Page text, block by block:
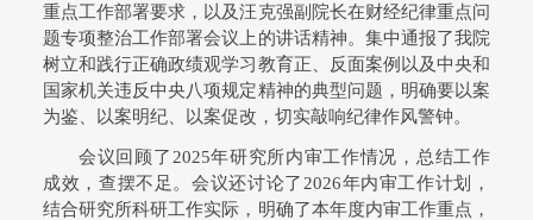
重点工作部署要求，以及汪克强副院长在财经纪律重点问
题专项整治工作部署会议上的讲话精神。集中通报了我院
树立和践行正确政绩观学习教育正、反面案例以及中央和
国家机关违反中央八项规定精神的典型问题，明确要以案
为鉴、以案明纪、以案促改，切实敲响纪律作风警钟。
会议回顾了2025年研究所内审工作情况，总结工作
成效，查摆不足。会议还讨论了2026年内审工作计划，
结合研究所科研工作实际，明确了本年度内审工作重点，